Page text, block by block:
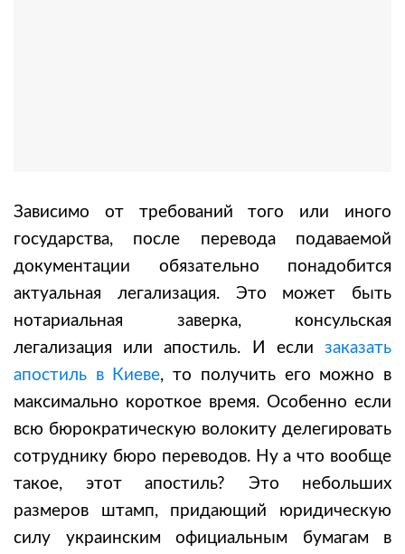
Зависимо от требований того или иного
государства, после перевода подаваемой
документации обязательно понадобится
актуальная легализация. Это может быть
нотариальная заверка, консульская
легализация или апостиль.
И еслизаказать
апостиль в Киеве, то получить его можно в
максимально короткое время. Особенно если
всю бюрократическую волокиту делегировать
сотруднику бюро переводов. Ну а что вообще
такое, этот апостиль? Это небольших
размеров штамп, придающий юридическую
силу украинским официальным бумагам в